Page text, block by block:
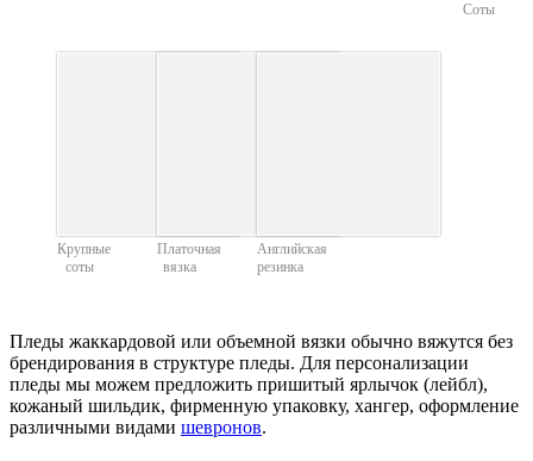
Соты
Крупные
соты
Платочная
вязка
Английская
резинка
Пледы жаккардовой или объемной вязки обычно вяжутся без
брендирования в структуре пледы. Для персонализации
пледы мы можем предложить пришитый ярлычок (лейбл),
кожаный шильдик, фирменную упаковку, хангер, оформление
различными видами шевронов.